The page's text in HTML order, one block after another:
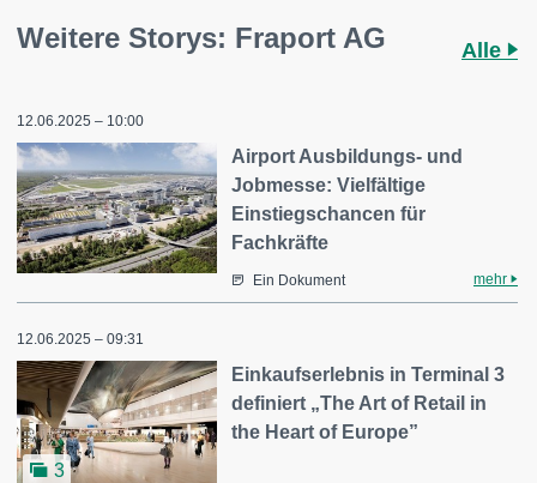
Weitere Storys: Fraport AG Alle
12.06.2025 – 10:00
Airport Ausbildungs- und
Jobmesse: Vielfältige
Einstiegschancen für
Fachkräfte
Ein Dokument mehr
12.06.2025 – 09:31
3
Einkaufserlebnis in Terminal 3
definiert „The Art of Retail in
the Heart of Europe”